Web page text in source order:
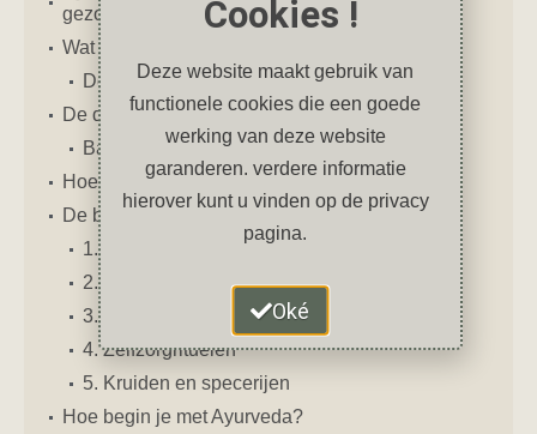
gezondheid en welzijn
Wat is Ayurveda?
De oorsprong van Ayurveda
De drie dosha’s: jouw unieke constitutie
Balans & disbalans
Hoe herken je jouw dosha-type?
De belangrijkste pijlers van Ayurveda
1. Voeding als medicijn
2. Dagritme (dinacharya)
3. Levensenergie (prana)
4. Zelfzorgrituelen
5. Kruiden en specerijen
Hoe begin je met Ayurveda?
Cookies !
Deze website maakt gebruik van
functionele cookies die een goede
werking van deze website
garanderen. verdere informatie
hierover kunt u vinden op de privacy
pagina.
Oké